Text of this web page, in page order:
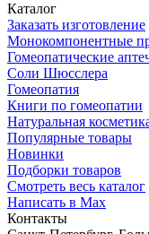
Каталог
Заказать изготовление
Монокомпонентные
Гомеопатические
Соли Шюсслера
Гомеопатия
Книги по гомеопатии
Натуральная
Популярные товары
Новинки
Подборки товаров
Смотреть весь каталог
Написать в Max
Контакты